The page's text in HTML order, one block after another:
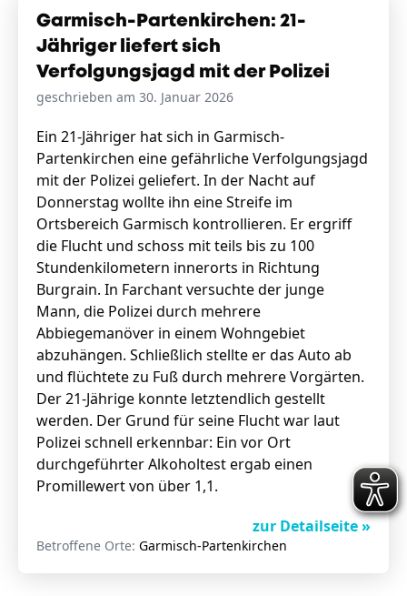
Garmisch-Partenkirchen: 21-
Jähriger liefert sich
Verfolgungsjagd mit der Polizei
geschrieben am 30. Januar 2026
Ein 21-Jähriger hat sich in Garmisch-
Partenkirchen eine gefährliche Verfolgungsjagd
mit der Polizei geliefert. In der Nacht auf
Donnerstag wollte ihn eine Streife im
Ortsbereich Garmisch kontrollieren. Er ergriff
die Flucht und schoss mit teils bis zu 100
Stundenkilometern innerorts in Richtung
Burgrain. In Farchant versuchte der junge
Mann, die Polizei durch mehrere
Abbiegemanöver in einem Wohngebiet
abzuhängen. Schließlich stellte er das Auto ab
und flüchtete zu Fuß durch mehrere Vorgärten.
Der 21-Jährige konnte letztendlich gestellt
werden. Der Grund für seine Flucht war laut
Polizei schnell erkennbar: Ein vor Ort
durchgeführter Alkoholtest ergab einen
Promillewert von über 1,1.
zur Detailseite »
Betroffene Orte: Garmisch-Partenkirchen